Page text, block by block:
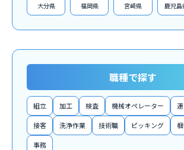
大分県 福岡県 宮崎県 鹿児島
職種で探す
組立 加工 検査 機械オペレーター
接客 洗浄作業 技術職 ピッキング
事務